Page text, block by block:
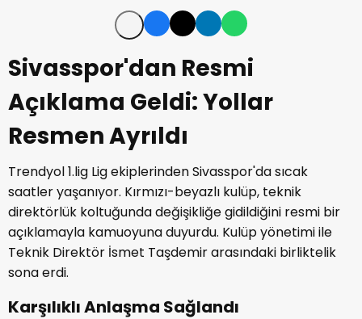
Sivasspor'dan Resmi
Açıklama Geldi: Yollar
Resmen Ayrıldı
Trendyol 1.lig Lig ekiplerinden Sivasspor'da sıcak
saatler yaşanıyor. Kırmızı-beyazlı kulüp, teknik
direktörlük koltuğunda değişikliğe gidildiğini resmi bir
açıklamayla kamuoyuna duyurdu. Kulüp yönetimi ile
Teknik Direktör İsmet Taşdemir arasındaki birliktelik
sona erdi.
Karşılıklı Anlaşma Sağlandı